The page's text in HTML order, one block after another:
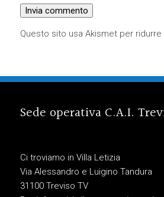
Questo sito usa Akismet per ridurre
Sede operativa C.A.I.
Ci troviamo in Villa Letizia
Via Alessandro e Luigino Tandura
31100 Treviso TV